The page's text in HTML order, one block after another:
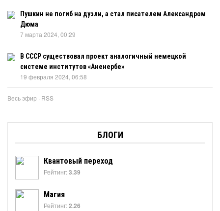
Пушкин не погиб на дуэли, а стал писателем Александром
Дюма
7 марта 2024, 00:29
В СССР существовал проект аналогичный немецкой
системе институтов «Аненербе»
19 февраля 2024, 06:58
Весь эфир · RSS
БЛОГИ
Квантовый переход
Рейтинг:3.39
Магия
Рейтинг:2.26